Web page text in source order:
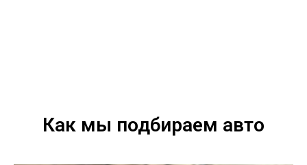
Как мы подбираем авто